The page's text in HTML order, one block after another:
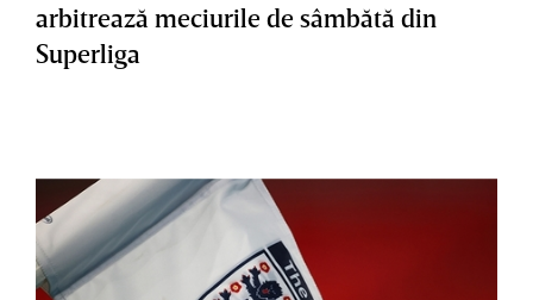
arbitrează meciurile de sâmbătă din
Superliga